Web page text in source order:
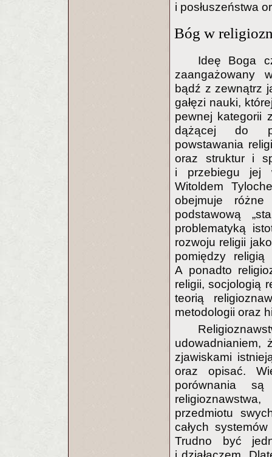
i posłuszeństwa
Bóg w
Ideę Boga
zaangażowany
bądź z zewnątrz
gałęzi nauki,
pewnej kategorii
dążącej do
powstawania
oraz struktur i
i przebiegu jej
Witoldem
obejmuje
podstawową
problematyką
rozwoju religii
pomiędzy religią
A ponadto
religii, socjologią
teorią
metodologii oraz
udowadnianiem,
zjawiskami
oraz opisać.
porównania są
przedmiotu
całych
Trudno być